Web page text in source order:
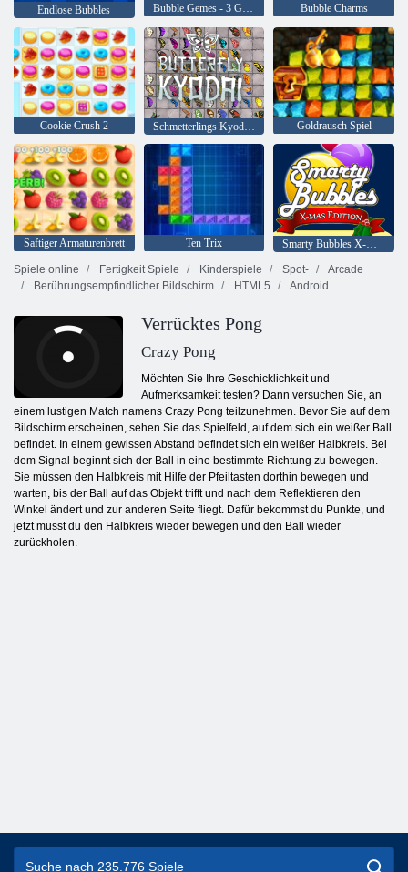
Endlose Bubbles Bubble Gemes - 3 Gewinnt Bubble Charms
Cookie Crush 2 Schmetterlings Kyodai HD Goldrausch Spiel
Saftiger Armaturenbrett Ten Trix
Smarty Bubbles X-Mas
Spiele online
Fertigkeit Spiele Kinderspiele Spot-
Arcade
Berührungsempfindlicher Bildschirm
HTML5 Android
Verrücktes Pong
Crazy Pong
Möchten Sie Ihre Geschicklichkeit und
Aufmerksamkeit testen? Dann versuchen Sie, an
einem lustigen Match namens Crazy Pong teilzunehmen. Bevor Sie auf dem
Bildschirm erscheinen, sehen Sie das Spielfeld, auf dem sich ein weißer Ball
befindet. In einem gewissen Abstand befindet sich ein weißer Halbkreis. Bei
dem Signal beginnt sich der Ball in eine bestimmte Richtung zu bewegen.
Sie müssen den Halbkreis mit Hilfe der Pfeiltasten dorthin bewegen und
warten, bis der Ball auf das Objekt trifft und nach dem Reflektieren den
Winkel ändert und zur anderen Seite fliegt. Dafür bekommst du Punkte, und
jetzt musst du den Halbkreis wieder bewegen und den Ball wieder
zurückholen.